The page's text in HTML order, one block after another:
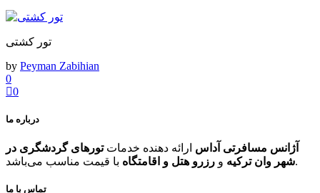
تور کشتی
by Peyman Zabihian
0
0
درباره ما
آژانس مسافرتی آداس ارائه دهنده خدماتتورهای گردشگری در
شهر وان ترکیه و رزرو هتل و اقامتگاه با قیمت مناسب می‌باشد.
تماس با ما